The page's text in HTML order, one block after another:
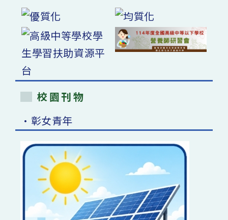
校園刊物
•彰女青年